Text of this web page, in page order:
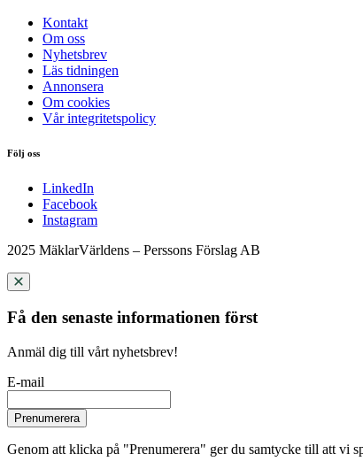
Kontakt
Om oss
Nyhetsbrev
Läs tidningen
Annonsera
Om cookies
Vår integritetspolicy
Följ oss
LinkedIn
Facebook
Instagram
2025 MäklarVärldens – Perssons Förslag AB
Få den senaste informationen först
Anmäl dig till vårt nyhetsbrev!
E-mail
Prenumerera
Genom att klicka på "Prenumerera" ger du samtycke till att vi